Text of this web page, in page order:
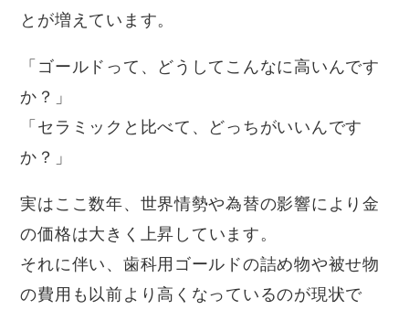
とが増えています。
「ゴールドって、どうしてこんなに高いんです
か？」
「セラミックと比べて、どっちがいいんです
か？」
実はここ数年、世界情勢や為替の影響により金
の価格は大きく上昇 しています。
それに伴い、歯科用ゴールドの詰め物や被せ物
の費用も以前より高くなっているのが現状で